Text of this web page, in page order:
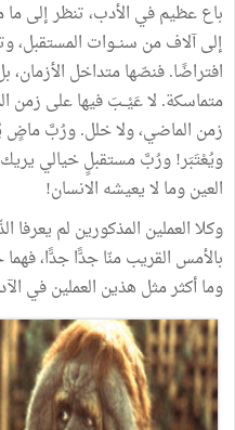
باععظيمفي الأدب،تنظرإلىما
إلىآلافمن سنــوات المستقبل،
افتراضًا.فنصّهامتداخل الأزمان،
متماسكة. لاعَيْــبَفيهاعلى زمن
زمن الماضي،ولاخلل.ورُبَّماضٍ
ويُعْتَبَر!ورُبَّمستقبلٍخيالي يريك
العينوما لايعيشه الانسان!
وكلاالعملين المذكورين لم يعرفا
بالأمس القريبمنّاجدًّاجدًّا،فهما
وماأكثرمثل هذين العملينفي